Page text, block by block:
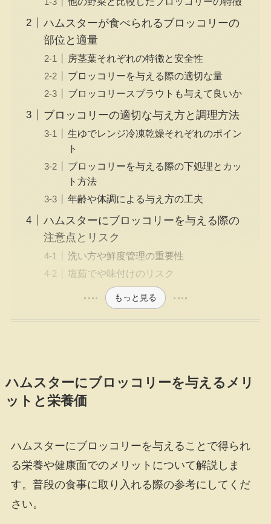
ハムスターが食べられるブロッコリーの
部位と適量
房茎葉それぞれの特徴と安全性
ブロッコリーを与える際の適切な量
ブロッコリースプラウトも与えて良いか
ブロッコリーの適切な与え方と調理方法
生ゆでレンジ冷凍乾燥それぞれのポイン
ト
ブロッコリーを与える際の下処理とカッ
ト方法
年齢や体調による与え方の工夫
ハムスターにブロッコリーを与える際の
注意点とリスク
洗い方や鮮度管理の重要性
塩茹でや味付けのリスク
もっと見る
ハムスターにブロッコリーを与えるメリ
ットと栄養価
ハムスターにブロッコリーを与えることで得られ
る栄養や健康面でのメリットについて解説しま
す。普段の食事に取り入れる際の参考にしてくだ
さい。